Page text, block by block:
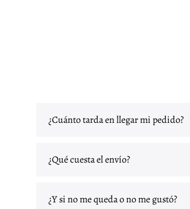
¿Cuánto tarda en llegar mi pedido?
¿Qué cuesta el envío?
¿Y si no me queda o no me gustó?